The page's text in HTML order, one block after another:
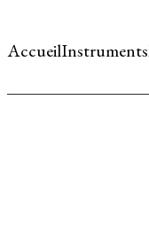
AccueilInstruments